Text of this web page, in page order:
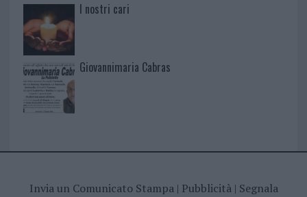
I nostri cari
Giovannimaria Cabras
Invia un Comunicato Stampa| Pubblicità| Segnala